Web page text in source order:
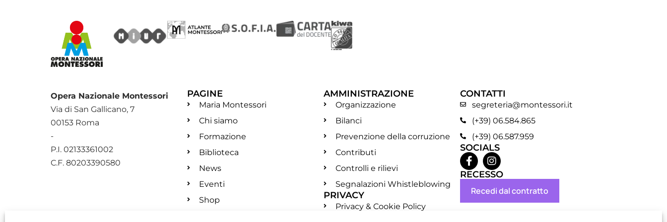
Opera Nazionale Montessori
Via di San Gallicano, 7
00153 Roma
-
P.I. 02133361002
C.F. 80203390580
PAGINE
Maria Montessori
Chi siamo
Formazione
Biblioteca
News
Eventi
Shop
AMMINISTRAZIONE
Organizzazione
Bilanci
Prevenzione della corruzione
Contributi
Controlli e rilievi
Segnalazioni Whistleblowing
PRIVACY
Privacy & Cookie Policy
CONTATTI
segreteria@montessori.it
(+39) 06.584.865
(+39) 06.587.959
SOCIALS
RECESSO
Recedi dal contratto